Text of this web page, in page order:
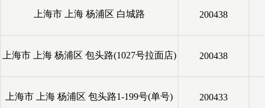
上海市 上海 杨浦区 白城路 200438
上海市 上海 杨浦区 包头路(1027号拉面店) 200438
上海市 上海 杨浦区 包头路1-199号(单号) 200433